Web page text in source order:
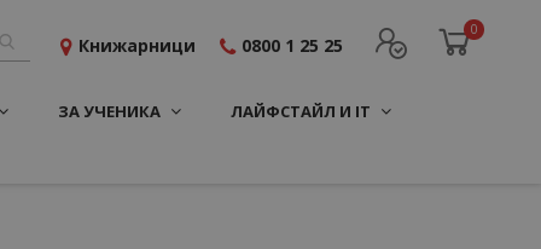
0
Книжарници 0800 1 25 25
ЗА УЧЕНИКА ЛАЙФСТАЙЛ И IT